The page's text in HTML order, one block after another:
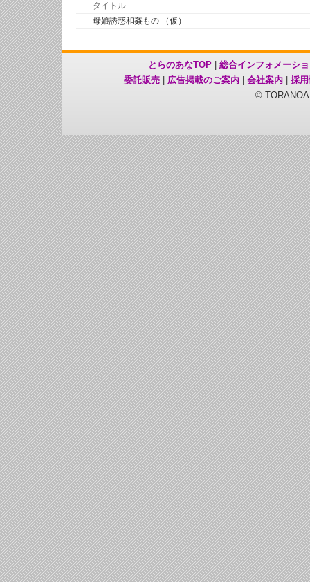
タイトル
母娘誘惑和姦もの （仮）
とらのあなTOP
総合インフォメーシ
委託販売| 広告掲載のご案内| 会社案内| 採
©